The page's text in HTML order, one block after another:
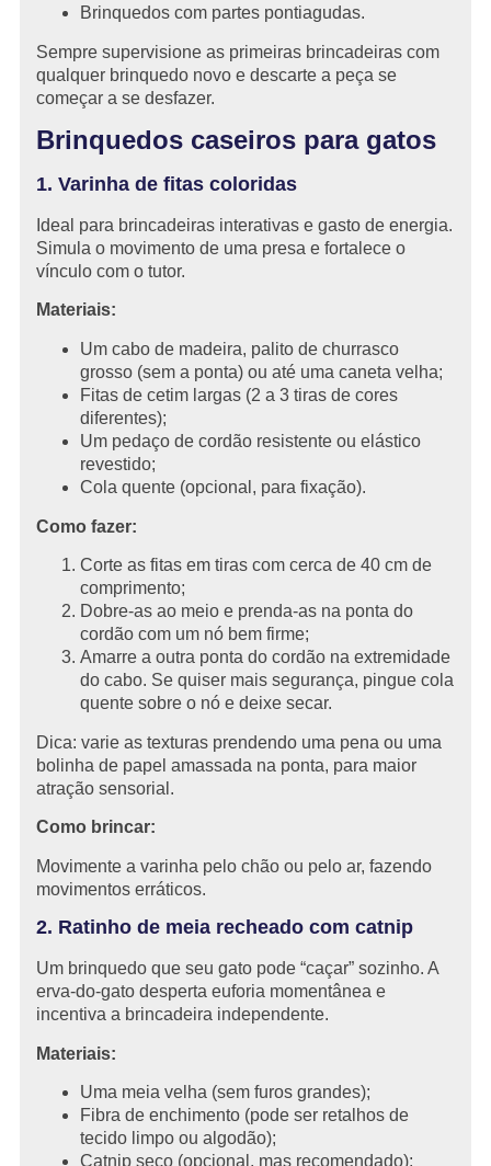
Brinquedos com partes pontiagudas.
Sempre supervisione as primeiras brincadeiras com
qualquer brinquedo novo e descarte a peça se
começar a se desfazer.
Brinquedos caseiros para gatos
1. Varinha de fitas coloridas
Ideal para brincadeiras interativas e gasto de energia.
Simula o movimento de uma presa e fortalece o
vínculo com o tutor.
Materiais:
Um cabo de madeira, palito de churrasco
grosso (sem a ponta) ou até uma caneta velha;
Fitas de cetim largas (2 a 3 tiras de cores
diferentes);
Um pedaço de cordão resistente ou elástico
revestido;
Cola quente (opcional, para fixação).
Como fazer:
Corte as fitas em tiras com cerca de 40 cm de
comprimento;
Dobre-as ao meio e prenda-as na ponta do
cordão com um nó bem firme;
Amarre a outra ponta do cordão na extremidade
do cabo. Se quiser mais segurança, pingue cola
quente sobre o nó e deixe secar.
Dica: varie as texturas prendendo uma pena ou uma
bolinha de papel amassada na ponta, para maior
atração sensorial.
Como brincar:
Movimente a varinha pelo chão ou pelo ar, fazendo
movimentos erráticos.
2. Ratinho de meia recheado com catnip
Um brinquedo que seu gato pode “caçar” sozinho. A
erva-do-gato desperta euforia momentânea e
incentiva a brincadeira independente.
Materiais:
Uma meia velha (sem furos grandes);
Fibra de enchimento (pode ser retalhos de
tecido limpo ou algodão);
Catnip seco (opcional, mas recomendado);